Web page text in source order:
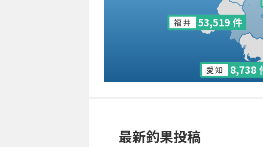
福井 53,519 件
愛知 8,738
最新釣果投稿